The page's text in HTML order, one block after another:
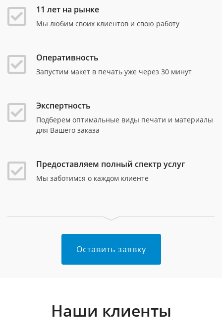
11 лет на рынке
Мы любим своих клиентов и свою работу
Оперативность
Запустим макет в печать уже через 30 минут
Экспертность
Подберем оптимальные виды печати и материалы
для Вашего заказа
Предоставляем полный спектр услуг
Мы заботимся о каждом клиенте
Оставить заявку
Наши клиенты